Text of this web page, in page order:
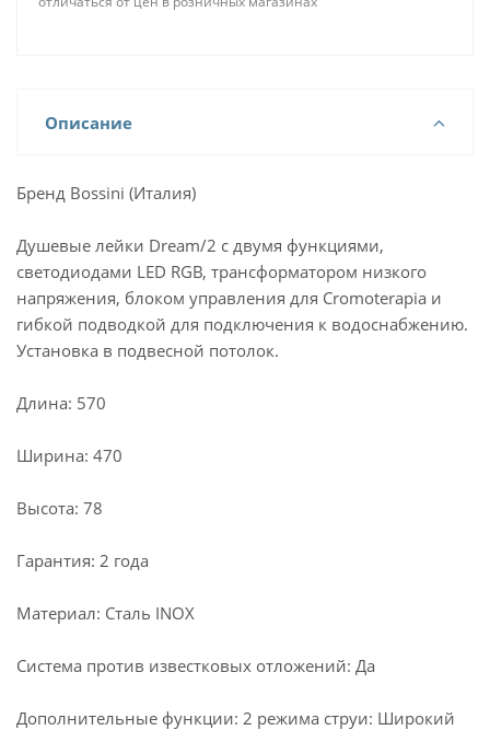
Описание
Бренд Bossini (Италия)
Душевые лейки Dream/2 с двумя функциями,
светодиодами LED RGB, трансформатором низкого
напряжения, блоком управления для Cromoterapia и
гибкой подводкой для подключения к водоснабжению.
Установка в подвесной потолок.
Длина: 570
Ширина: 470
Высота: 78
Гарантия: 2 года
Материал: Сталь INOX
Система против известковых отложений: Да
Дополнительные функции: 2 режима струи: Широкий